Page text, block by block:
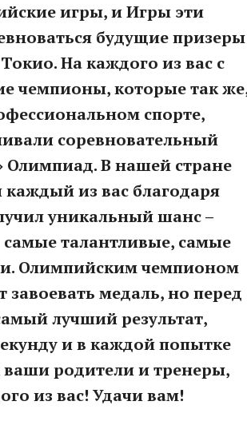
игры, и Игры эти
будущие призеры
На каждого из вас с
чемпионы, которые так
спорте,
соревновательный
Олимпиад. В нашей стране
каждый из вас благодаря
уникальный шанс –
талантливые, самые
Олимпийским чемпионом
медаль, но перед
лучший результат,
и в каждой попытке
родители и тренеры,
из вас! Удачи вам!